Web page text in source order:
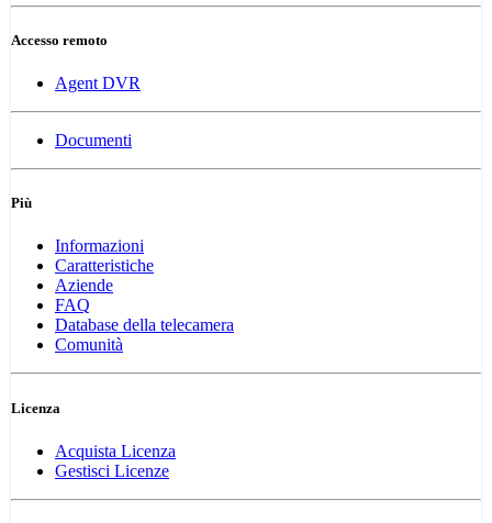
Accesso remoto
Agent DVR
Documenti
Più
Informazioni
Caratteristiche
Aziende
FAQ
Database della telecamera
Comunità
Licenza
Acquista Licenza
Gestisci Licenze